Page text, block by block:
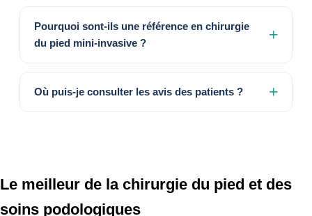
Pourquoi sont-ils une référence en chirurgie
du pied mini-invasive ?
Où puis-je consulter les avis des patients ?
Le meilleur de la chirurgie du pied et des
soins podologiques